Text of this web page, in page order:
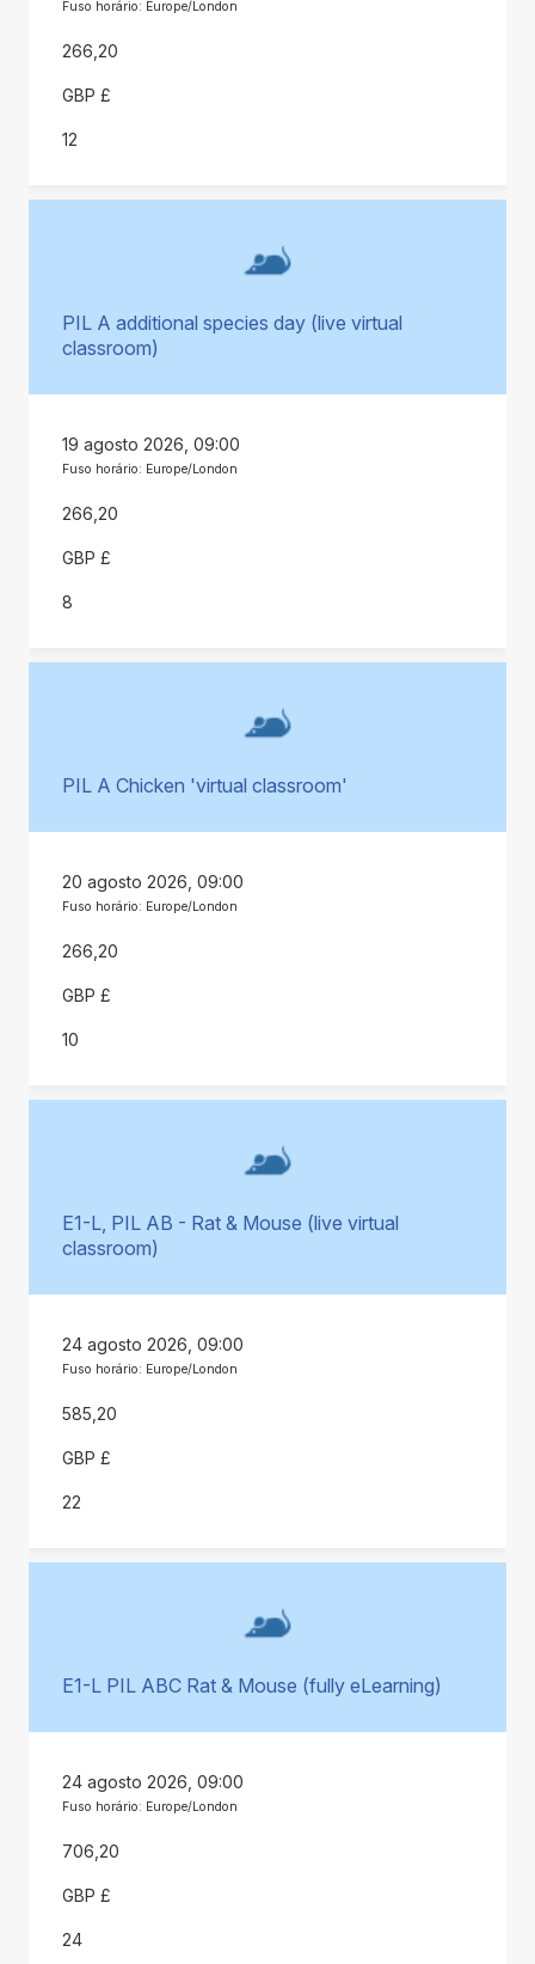
Fuso horário: Europe/London
266,20
GBP £
12
PIL A additional species day (live virtual
classroom)
19 agosto 2026, 09:00
Fuso horário: Europe/London
266,20
GBP £
8
PIL A Chicken 'virtual classroom'
20 agosto 2026, 09:00
Fuso horário: Europe/London
266,20
GBP £
10
E1-L, PIL AB - Rat & Mouse (live virtual
classroom)
24 agosto 2026, 09:00
Fuso horário: Europe/London
585,20
GBP £
22
E1-L PIL ABC Rat & Mouse (fully eLearning)
24 agosto 2026, 09:00
Fuso horário: Europe/London
706,20
GBP £
24